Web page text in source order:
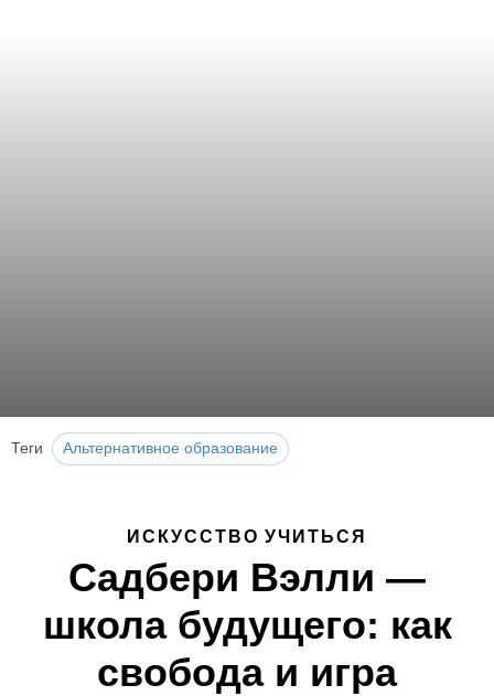
Теги Альтернативное образование
ИСКУССТВО УЧИТЬСЯ
Садбери Вэлли —
школа будущего: как
свобода и игра